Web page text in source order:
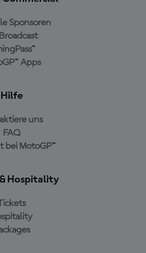
Sponsoren
Apps
Hilfe
uns
FAQ
bei MotoGP™
Hospitality